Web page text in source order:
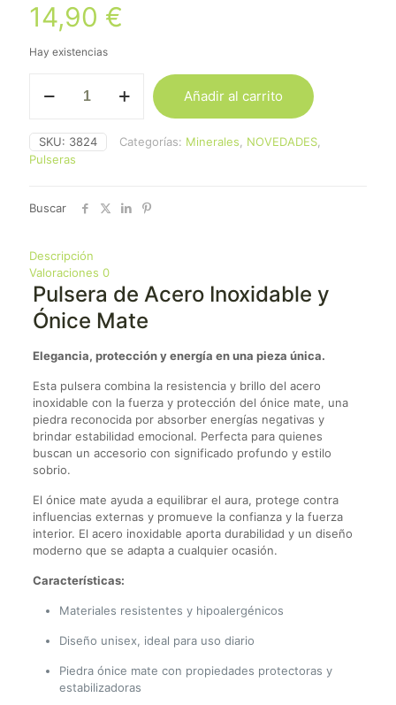
14,90 €
Hay existencias
Inoxidable
y
Ónice
Añadir al carrito
SKU: 3824 Categorías: Minerales, NOVEDADES,
Pulseras
Buscar
Descripción
Valoraciones 0
Pulsera de Acero Inoxidable y
Ónice Mate
Elegancia, protección y energía en una pieza única.
Esta pulsera combina la resistencia y brillo del acero
inoxidable con la fuerza y protección del ónice mate, una
piedra reconocida por absorber energías negativas y
brindar estabilidad emocional. Perfecta para quienes
buscan un accesorio con significado profundo y estilo
sobrio.
El ónice mate ayuda a equilibrar el aura, protege contra
influencias externas y promueve la confianza y la fuerza
interior. El acero inoxidable aporta durabilidad y un diseño
moderno que se adapta a cualquier ocasión.
Características:
Materiales resistentes y hipoalergénicos
Diseño unisex, ideal para uso diario
Piedra ónice mate con propiedades protectoras y
estabilizadoras